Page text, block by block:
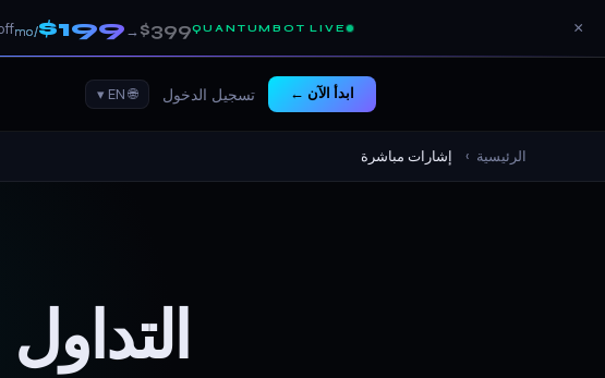
QUANTUMBOT LIVE
$399
→
$199
/mo ×
🌐 EN ▾ تسجيل الدخول ابدأ الآن ←
الرئيسية › إشارات مباشرة